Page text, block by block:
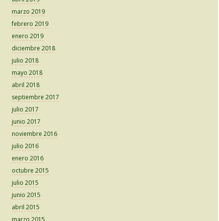
marzo 2019
febrero 2019
enero 2019
diciembre 2018
julio 2018
mayo 2018
abril 2018
septiembre 2017
julio 2017
junio 2017
noviembre 2016
julio 2016
enero 2016
octubre 2015
julio 2015
junio 2015
abril 2015
marzo 2015